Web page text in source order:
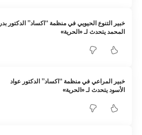
خبير التنوع الحيويي في منظمة “اكساد” الدكتور بدر
المحمد يتحدث لـ «الحرية»
خبير المراعي في منظمة “اكساد” الدكتور عواد
الأسود يتحدث لـ «الحرية»